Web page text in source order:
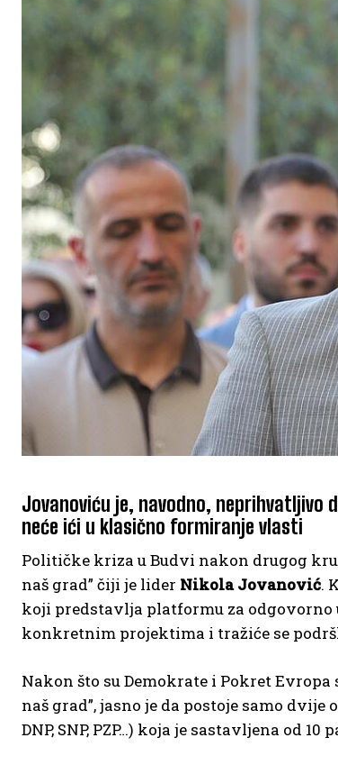
Jovanoviću je, navodno, neprihvatljivo
neće ići u klasično formiranje vlasti
Političke kriza u Budvi nakon drugog
naš grad” čiji je lider Nikola Jovanović.
koji predstavlja platformu za
konkretnim projektima i tražiće se
Nakon što su Demokrate i Pokret
naš grad”, jasno je da postoje samo
DNP, SNP, PZP…) koja je sastavljena od